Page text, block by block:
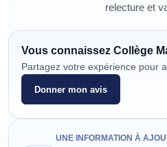
relecture et
Vous connaissez Collège
Partagez votre expérience pour
Donner mon avis
UNE INFORMATION À